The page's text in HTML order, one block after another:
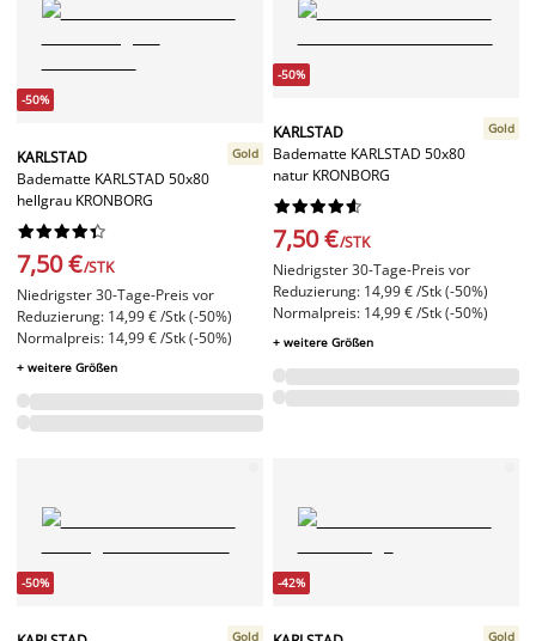
-50%
KARLSTAD
Badematte KARLSTAD 50x80
hellgrau KRONBORG
Gold






7,50 €/STK
Niedrigster 30-Tage-Preis vor
Reduzierung: 14,99 € /Stk (-50%)
Normalpreis: 14,99 € /Stk (-50%)
+ weitere Größen
-50%
KARLSTAD
Badematte KARLSTAD 50x80
natur KRONBORG
Gold






7,50 €/STK
Niedrigster 30-Tage-Preis vor
Reduzierung: 14,99 € /Stk (-50%)
Normalpreis: 14,99 € /Stk (-50%)
+ weitere Größen
-50%
Gold
-42%
Gold